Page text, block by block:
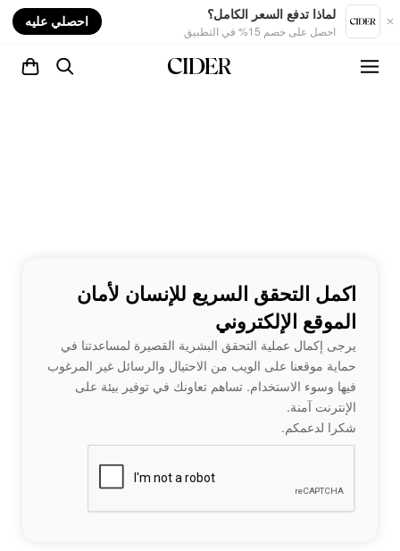
لماذا تدفع السعر الكامل؟
احصل على خصم 15% في التطبيق
احصلي عليه
اكمل التحقق السريع للإنسان لأمان
الموقع الإلكتروني
يرجى إكمال عملية التحقق البشرية القصيرة لمساعدتنا في
حماية موقعنا على الويب من الاحتيال والرسائل غير المرغوب
فيها وسوء الاستخدام. تساهم تعاونك في توفير بيئة على
الإنترنت آمنة.
شكرا لدعمكم.